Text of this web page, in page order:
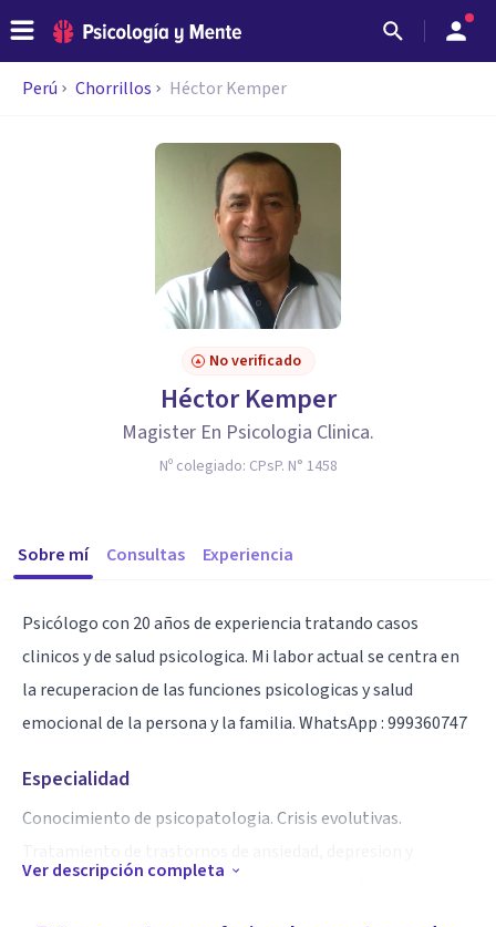
Perú Chorrillos Héctor Kemper
No verificado
Héctor Kemper
Magister En Psicologia Clinica.
Nº colegiado: CPsP. N° 1458
Sobre mí Consultas Experiencia
Psicólogo con 20 años de experiencia tratando casos
clinicos y de salud psicologica. Mi labor actual se centra en
la recuperacion de las funciones psicologicas y salud
emocional de la persona y la familia. WhatsApp : 999360747
Especialidad
Conocimiento de psicopatologia. Crisis evolutivas.
traumas. Terapia psicologica personalizada. Terapia de
Ver descripción completa